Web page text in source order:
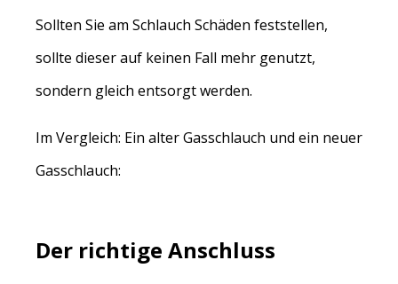
Sollten Sie am Schlauch Schäden feststellen,
sollte dieser auf keinen Fall mehr genutzt,
sondern gleich entsorgt werden.
Im Vergleich: Ein alter Gasschlauch und ein neuer
Gasschlauch:
Der richtige Anschluss